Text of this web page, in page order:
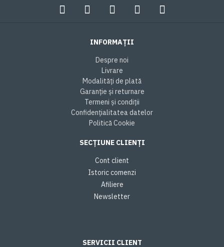
INFORMAȚII
Despre noi
Livrare
Modalități de plată
Garanție și returnare
Termeni și condiții
Confidențialitatea datelor
Politică Cookie
SECȚIUNE CLIENȚI
Cont client
Istoric comenzi
Afiliere
Newsletter
SERVICII CLIENT